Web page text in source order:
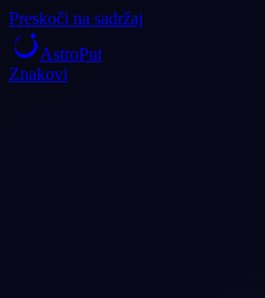
Preskoči na sadržaj
AstroPut
Znakovi